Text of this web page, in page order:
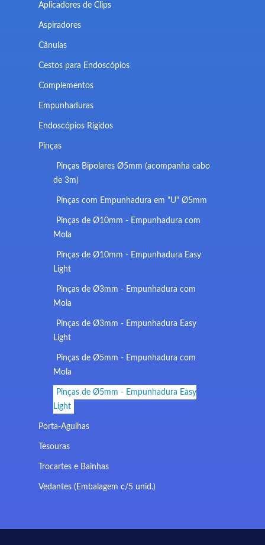
Aplicadores de Clips
Aspiradores
Cânulas
Cestos para Endoscópios
Complementos
Empunhaduras
Endoscópios Rigidos
Pinças
Pinças Bipolares Ø5mm (acompanha cabo
de 3m)
Pinças com Empunhadura em "U" Ø5mm
Pinças de Ø10mm - Empunhadura com
Mola
Pinças de Ø10mm - Empunhadura Easy
Light
Pinças de Ø3mm - Empunhadura com
Mola
Pinças de Ø3mm - Empunhadura Easy
Light
Pinças de Ø5mm - Empunhadura com
Mola
Pinças de Ø5mm - Empunhadura Easy
Light
Porta-Agulhas
Tesouras
Trocartes e Bainhas
Vedantes (Embalagem c/5 unid.)